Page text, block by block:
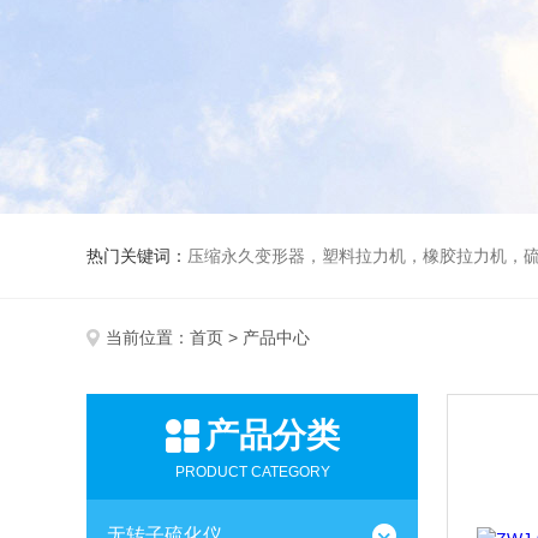
热门关键词： 压缩永久变形器，塑料拉力机，橡胶拉力机，
当前位置： 首页 > 产品中心
产品分类
PRODUCT CATEGORY